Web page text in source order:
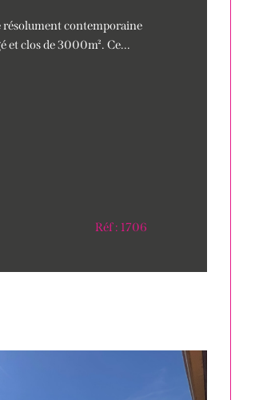
résolument contemporaine
et clos de 3000m². Ce...
Réf : 1706